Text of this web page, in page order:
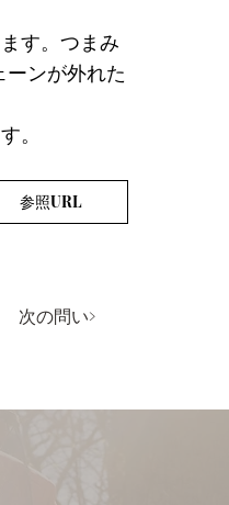
す。つまみ
ンが外れた
。
参照URL
次の問い>